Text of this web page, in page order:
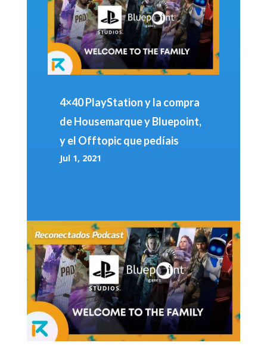
4×40 PlayStation y la compra
de Housemarque y Bluepoint,
y el Offtopic que pedíais
Jul 1, 2021